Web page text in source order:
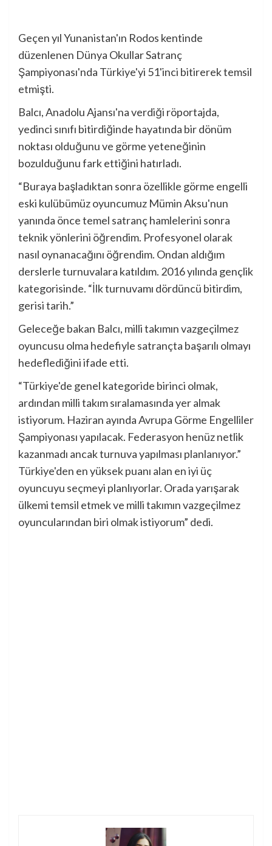
Geçen yıl Yunanistan'ın Rodos kentinde
düzenlenen Dünya Okullar Satranç
Şampiyonası'nda Türkiye'yi 51'inci bitirerek temsil
etmişti.
Balcı, Anadolu Ajansı'na verdiği röportajda,
yedinci sınıfı bitirdiğinde hayatında bir dönüm
noktası olduğunu ve görme yeteneğinin
bozulduğunu fark ettiğini hatırladı.
“Buraya başladıktan sonra özellikle görme engelli
eski kulübümüz oyuncumuz Mümin Aksu'nun
yanında önce temel satranç hamlelerini sonra
teknik yönlerini öğrendim. Profesyonel olarak
nasıl oynanacağını öğrendim. Ondan aldığım
derslerle turnuvalara katıldım. 2016 yılında gençlik
kategorisinde. “İlk turnuvamı dördüncü bitirdim,
gerisi tarih.”
Geleceğe bakan Balcı, milli takımın vazgeçilmez
oyuncusu olma hedefiyle satrançta başarılı olmayı
hedeflediğini ifade etti.
“Türkiye'de genel kategoride birinci olmak,
ardından milli takım sıralamasında yer almak
istiyorum. Haziran ayında Avrupa Görme Engelliler
Şampiyonası yapılacak. Federasyon henüz netlik
kazanmadı ancak turnuva yapılması planlanıyor.”
Türkiye'den en yüksek puanı alan en iyi üç
oyuncuyu seçmeyi planlıyorlar. Orada yarışarak
ülkemi temsil etmek ve milli takımın vazgeçilmez
oyuncularından biri olmak istiyorum” dedi.